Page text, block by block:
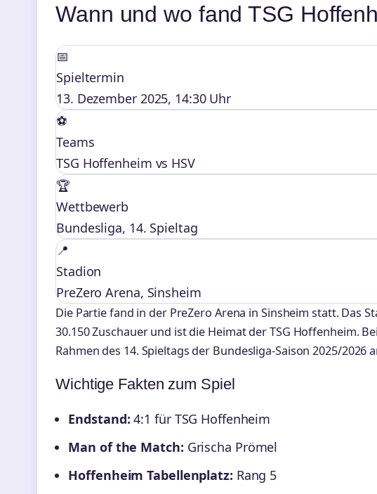
Wann und wo fand TSG
📅
Spieltermin
13. Dezember 2025, 14:30 Uhr
⚽
Teams
TSG Hoffenheim vs HSV
🏆
Wettbewerb
Bundesliga, 14. Spieltag
📍
Stadion
PreZero Arena, Sinsheim
Die Partie fand in der PreZero Arena in Sinsheim statt. Das
30.150 Zuschauer und ist die Heimat der TSG Hoffenheim.
Rahmen des 14. Spieltags der Bundesliga-Saison 2025/2026
Wichtige Fakten zum Spiel
Endstand: 4:1 für TSG Hoffenheim
Man of the Match: Grischa Prömel
Hoffenheim Tabellenplatz: Rang 5